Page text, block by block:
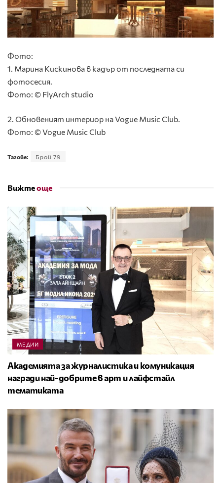
Фото:
1. Марина Кискинова в кадър от последната си
фотосесия.
Фото: © FlyArch studio
2. Обновеният интериор на Vogue Music Club.
Фото: © Vogue Music Club
Тагове: Брой 79
Вижтеоще
МЕДИИ
Академията за журналистика и комуникация
награди най-добрите в арт и лайфстайл
тематиката